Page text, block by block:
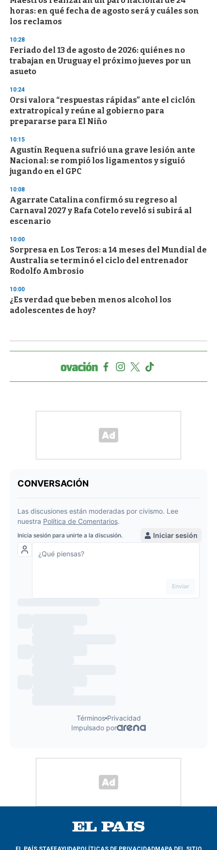
c
o
n
s
horas: en qué fecha de agosto será y cuáles son
los reclamos
10:28
Feriado del 13 de agosto de 2026: quiénes no
trabajan en Uruguay el próximo jueves por un
asueto
10:24
Orsi valora “respuestas rápidas” ante el ciclón
extratropical y reúne al gobierno para
prepararse para El Niño
10:15
Agustín Requena sufrió una grave lesión ante
Nacional: se rompió los ligamentos y siguió
jugando en el GPC
10:08
Agarrate Catalina confirmó su regreso al
Carnaval 2027 y Rafa Cotelo reveló si subirá al
escenario
10:00
Sorpresa en Los Teros: a 14 meses del Mundial de
Australia se terminó el ciclo del entrenador
Rodolfo Ambrosio
10:00
¿Es verdad que beben menos alcohol los
adolescentes de hoy?